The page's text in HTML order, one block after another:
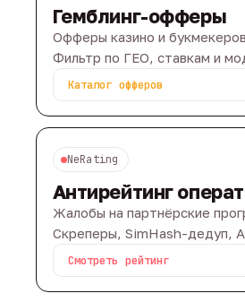
Гемблинг-офферы
Офферы казино и
Фильтр по ГЕО, ставкам и
Каталог офферов
NeRating
Антирейтинг
Жалобы на партнёрские
Скреперы, SimHash-дедуп,
Смотреть рейтинг